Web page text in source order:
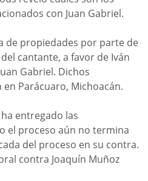
con Juan Gabriel.
de propiedades por parte de
cantante, a favor de Iván
Gabriel. Dichos
Parácuaro, Michoacán.
entregado las
el proceso aún no termina
del proceso en su contra.
contra Joaquín Muñoz